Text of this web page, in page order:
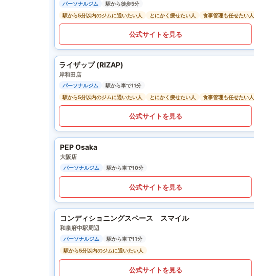
パーソナルジム
駅から徒歩5分
駅から5分以内のジムに通いたい人
とにかく痩せたい人 食事管理も任せたい人
公式サイトを見る
ライザップ (RIZAP)
岸和田店
パーソナルジム
駅から車で11分
駅から5分以内のジムに通いたい人
とにかく痩せたい人 食事管理も任せたい人
公式サイトを見る
PEP Osaka
大阪店
パーソナルジム 駅から車で10分
公式サイトを見る
コンディショニングスペース スマイル
和泉府中駅周辺
パーソナルジム
駅から車で11分
駅から5分以内のジムに通いたい人
公式サイトを見る